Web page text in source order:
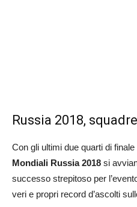
Russia 2018,
Con gli ultimi due quarti di
Mondiali Russia 2018 si
successo strepitoso per
veri e propri record d’ascolti